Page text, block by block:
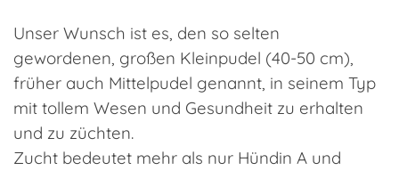
Unser Wunsch ist es, den so selten
gewordenen, großen Kleinpudel (40-50 cm),
früher auch Mittelpudel genannt, in seinem Typ
mit tollem Wesen und Gesundheit zu erhalten
und zu züchten.
Zucht bedeutet mehr als nur Hündin A und